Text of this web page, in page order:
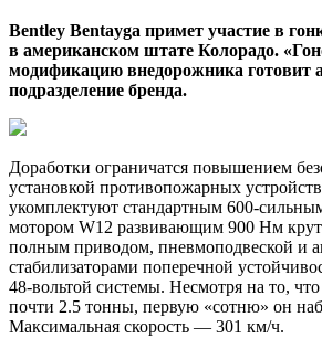
Bentley Bentayga примeт участие в
в американском штате Колорадо.
модификацию внедорожника готовит
подразделение бренда.
Доработки ограничатся повышением
установкой противопожарных
укомплектуют стандартным 600-
мотором W12 развивающим 900 Нм
полным приводом, пневмоподвеской и
стабилизаторами поперечной
48-вольтой системы. Несмотря на то,
почти 2.5 тонны, первую «сотню» он
Максимальная скорость — 301 км/ч.